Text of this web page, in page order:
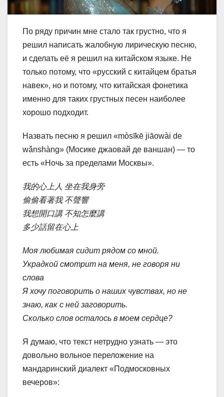
По ряду причин мне стало так грустно, что я
решил написать жалобную лирическую песню,
и сделать её я решил на китайском языке. Не
только потому, что «русский с китайцем братья
навек», но и потому, что китайская фонетика
именно для таких грустных песен наиболее
хорошо подходит.
Назвать песню я решил «mòsīkē jiāowài de
wǎnshàng» (Мосике джаовай де ваншан) — то
есть «Ночь за пределами Москвы».
我的心上人 坐在我身旁
偷偷看著我 不聲響
我想開口講 不知怎麼講
多少話留在心上
Моя любимая сидит рядом со мной.
Украдкой смотрит на меня, не говоря ни
слова
Я хочу поговорить о наших чувствах, но не
знаю, как с ней заговорить.
Сколько слов осталось в моем сердце?
Я думаю, что текст нетрудно узнать — это
довольно вольное переложение на
мандаринский диалект «Подмосковных
вечеров»: